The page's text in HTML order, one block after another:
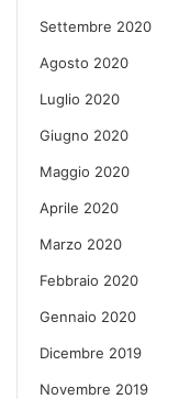
Settembre 2020
Agosto 2020
Luglio 2020
Giugno 2020
Maggio 2020
Aprile 2020
Marzo 2020
Febbraio 2020
Gennaio 2020
Dicembre 2019
Novembre 2019